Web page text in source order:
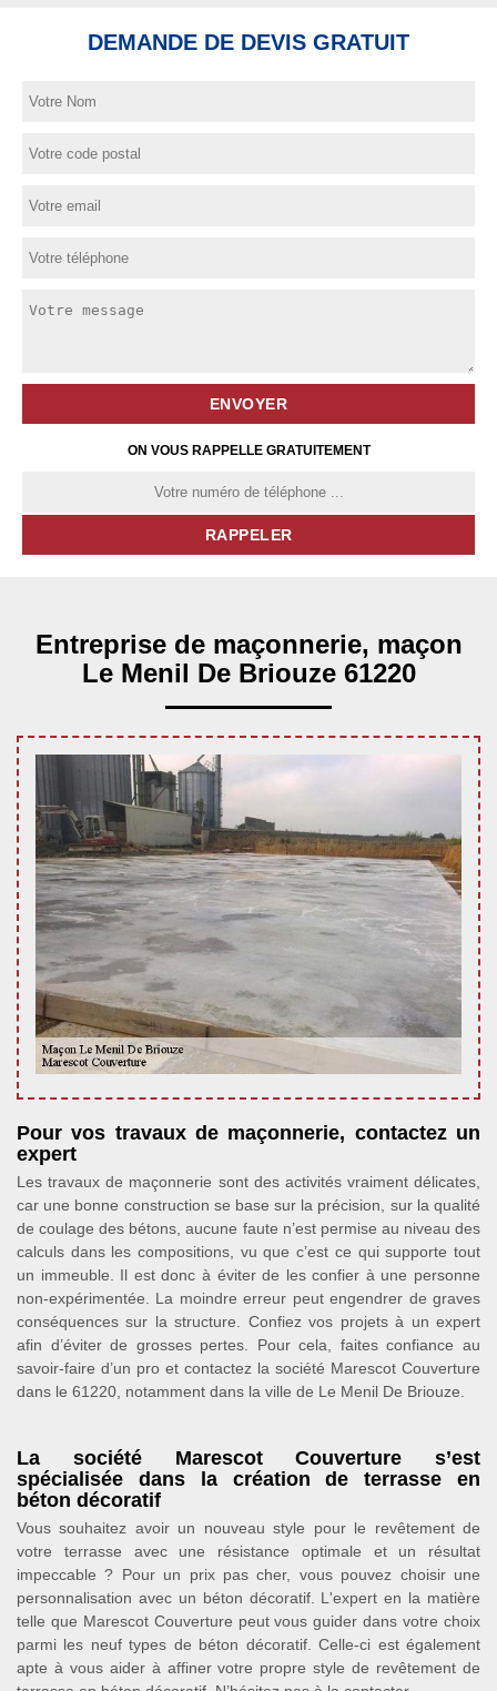
DEMANDE DE DEVIS GRATUIT
ON VOUS RAPPELLE GRATUITEMENT
Entreprise de maçonnerie, maçon
Le Menil De Briouze 61220
Pour vos travaux de maçonnerie, contactez un
expert
Les travaux de maçonnerie sont des activités vraiment délicates,
car une bonne construction se base sur la précision, sur la qualité
de coulage des bétons, aucune faute n’est permise au niveau des
calculs dans les compositions, vu que c’est ce qui supporte tout
un immeuble. Il est donc à éviter de les confier à une personne
non-expérimentée. La moindre erreur peut engendrer de graves
conséquences sur la structure. Confiez vos projets à un expert
afin d’éviter de grosses pertes. Pour cela, faites confiance au
savoir-faire d’un pro et contactez la société Marescot Couverture
dans le 61220, notamment dans la ville de Le Menil De Briouze.
La société Marescot Couverture s’est
spécialisée dans la création de terrasse en
béton décoratif
Vous souhaitez avoir un nouveau style pour le revêtement de
votre terrasse avec une résistance optimale et un résultat
impeccable ? Pour un prix pas cher, vous pouvez choisir une
personnalisation avec un béton décoratif. L'expert en la matière
telle que Marescot Couverture peut vous guider dans votre choix
parmi les neuf types de béton décoratif. Celle-ci est également
apte à vous aider à affiner votre propre style de revêtement de